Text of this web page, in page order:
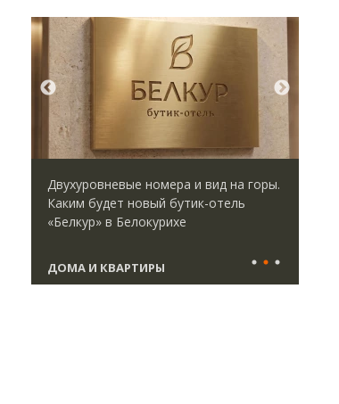
Двухуровневые номера и вид на горы.
Каким будет новый бутик-отель
«Белкур» в Белокурихе
ДОМА И КВАРТИРЫ